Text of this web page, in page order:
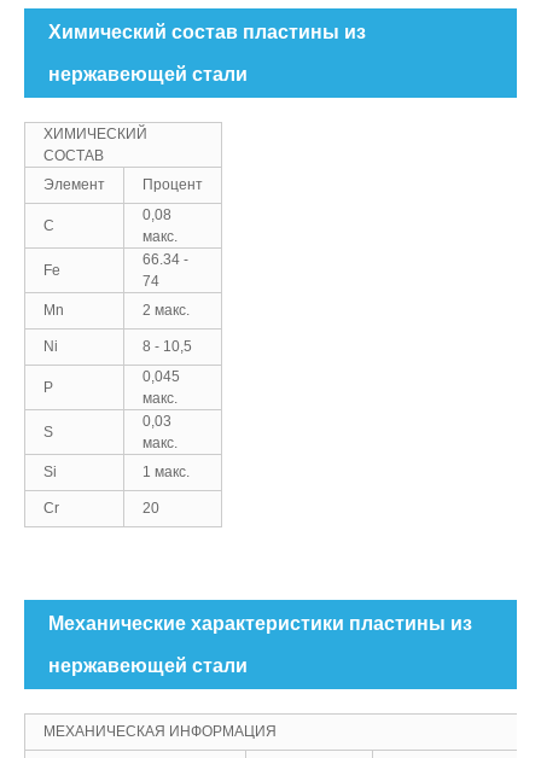
Химический состав пластины из
нержавеющей стали
ХИМИЧЕСКИЙ
СОСТАВ
Элемент
Процент
C
0,08
макс.
Fe
66.34 -
74
Mn
2 макс.
Ni 8 - 10,5
P
0,045
макс.
S
0,03
макс.
Si
1 макс.
Cr 20
Механические характеристики пластины из
нержавеющей стали
МЕХАНИЧЕСКАЯ ИНФОРМАЦИЯ